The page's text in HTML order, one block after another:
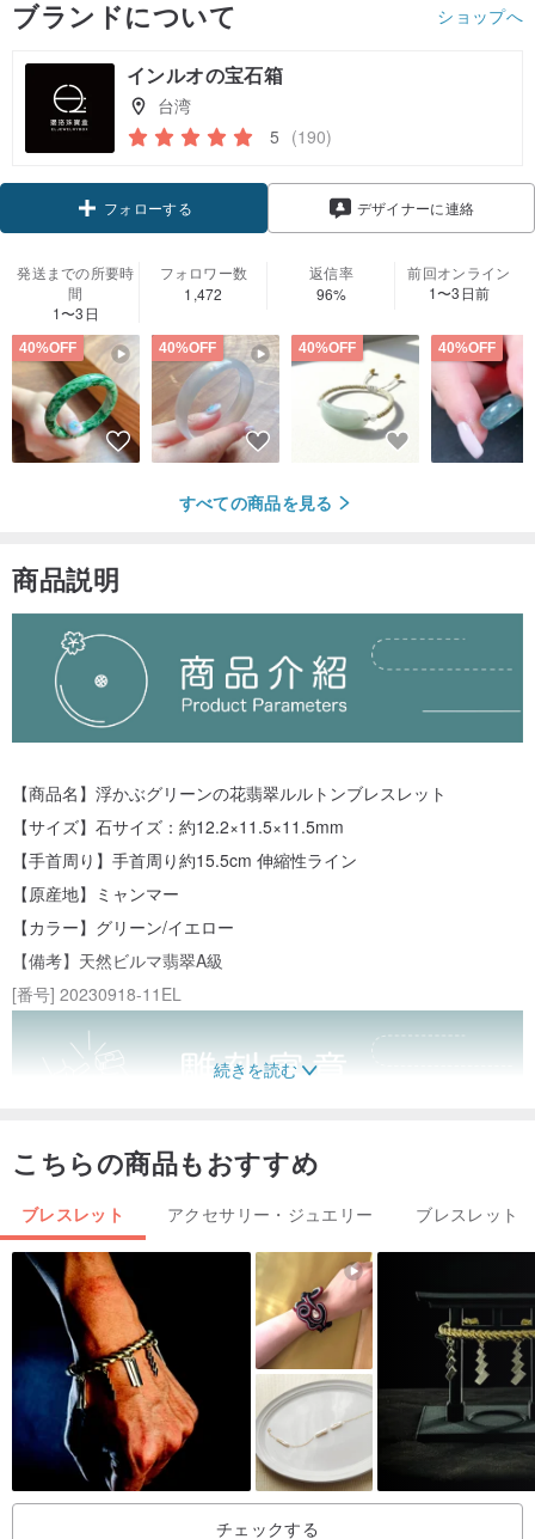
ブランドについて ショップへ
インルオの宝石箱
台湾
5 (190)
フォローする
デザイナーに連絡
発送までの所要時
間
1〜3日
フォロワー数
1,472
返信率
96%
前回オンライン
1〜3日前
40%OFF 40%OFF 40%OFF 40%OFF
すべての商品を見る
商品説明
【商品名】浮かぶグリーンの花翡翠ルルトンブレスレット
【サイズ】石サイズ：約12.2×11.5×11.5mm
【手首周り】手首周り約15.5cm 伸縮性ライン
【原産地】ミャンマー
【カラー】グリーン/イエロー
【備考】天然ビルマ翡翠A級
[番号] 20230918-11EL
続きを読む
こちらの商品もおすすめ
ブレスレット アクセサリー・ジュエリー ブレスレット
チェックする